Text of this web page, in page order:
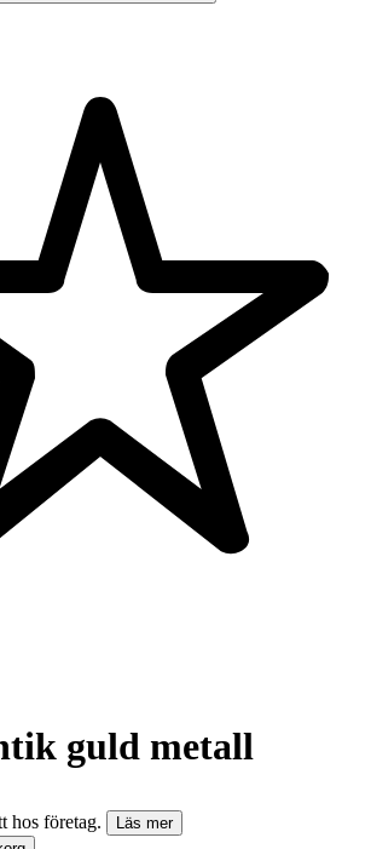
guld metall
hos företag.
Läs mer